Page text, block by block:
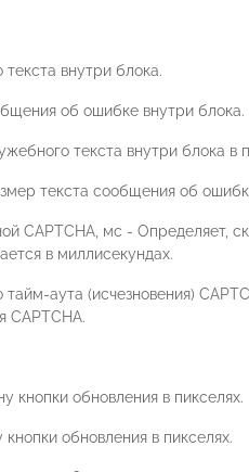
текста внутри блока.
об ошибке внутри блока.
текста внутри блока в
текста сообщения об
CAPTCHA, мс - Определяет,
в миллисекундах.
аута (исчезновения)
CAPTCHA.
кнопки обновления в пикселях.
обновления в пикселях.